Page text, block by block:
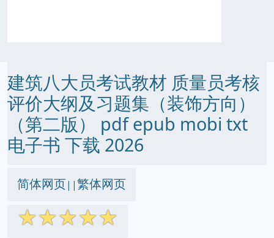
建筑八大员考试教材 质量员考核
评价大纲及习题集（装饰方向）
（第二版） pdf epub mobi txt
电子书 下载 2026
简体网页||繁体网页
☆☆☆☆☆